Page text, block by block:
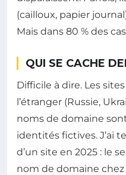
(cailloux, papier
Mais dans 80 % des
QUI SE CACHE
Difficile à dire. Les
l’étranger (Russie,
noms de domaine
identités fictives. J’ai
d’un site en 2025 : le
nom de domaine chez